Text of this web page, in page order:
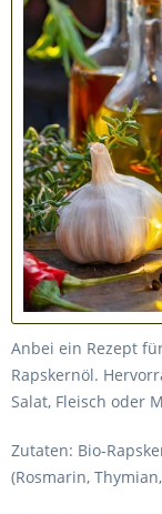
Anbei ein Rezept
Rapskernöl.
Salat, Fleisch oder
Zutaten: Bio-
(Rosmarin,